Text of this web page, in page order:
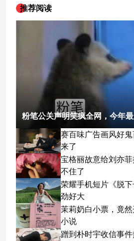
推荐阅读
粉笔公关声明笑疯全网，今年
赛百味广告画风好
来了
宝格丽故意给刘亦
不住了
荣耀手机短片《脱
劲好大
茉莉奶白小票，竟
小说
蹭到朴时宇收信事